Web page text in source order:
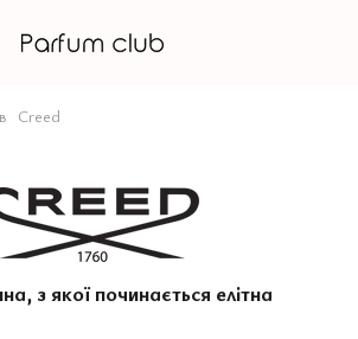
Creed
з якої починається елітна